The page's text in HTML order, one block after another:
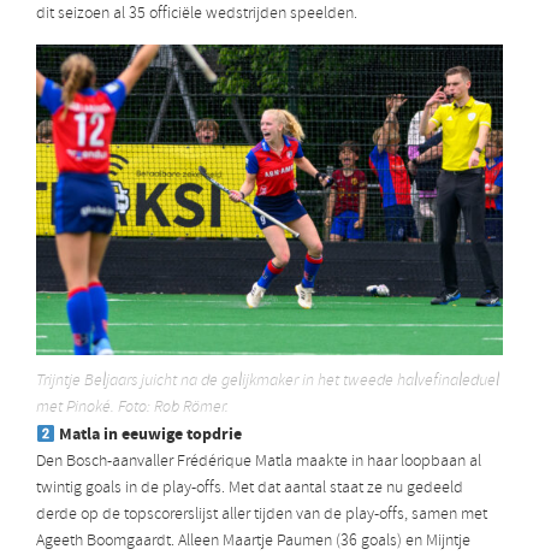
dit seizoen al 35 officiële wedstrijden speelden.
Trijntje Beljaars juicht na de gelijkmaker in het tweede halvefinaleduel
met Pinoké. Foto: Rob Römer.
Matla in eeuwige topdrie
Den Bosch-aanvaller Frédérique Matla maakte in haar loopbaan al
twintig goals in de play-offs. Met dat aantal staat ze nu gedeeld
derde op de topscorerslijst aller tijden van de play-offs, samen met
Ageeth Boomgaardt. Alleen Maartje Paumen (36 goals) en Mijntje